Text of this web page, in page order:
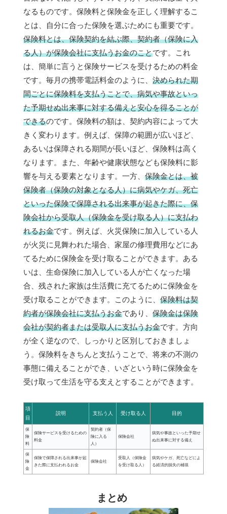
なるものです。保険料と保険金を正しく理解するこ
とは、自分に合った保険を選ぶためにも重要です。
保険料とは、保険契約を結ぶ際、契約者（保険に入
る人）が保険会社に支払うお金のことです。これ
は、簡単に言うと保険サービスを受けるための料金
です。毎月の携帯電話料金のように、 決められた期
間ごとに保険料を支払うことで、病気や事故といっ
た予期せぬ出来事に対する備えと安心を得ることが
できるのです。保険料の額は、契約内容によって大
きく変わります。例えば、保障の範囲が広いほど、
あるいは保障される期間が長いほど、保険料は高く
なります。また、年齢や健康状態なども保険料に影
響を与える要素となります。一方、 保険金とは、被
保険者（保険の対象となる人）に病気やケガ、死亡
といった保険で保障される出来事が起きた際に、保
険会社から受取人（保険金を受け取る人）に支払わ
れるお金です。例えば、火災保険に加入している人
が火災に見舞われた場合、家屋の修理費用などにあ
てるために保険金を受け取ることができます。ある
いは、生命保険に加入している人が亡くなった場
合、残された家族は生活費に充てるために保険金を
受け取ることができます。このように、 保険料は契
約者が保険会社に支払うお金であり、 保険金は保険
会社が契約者または受取人に支払うお金です。方向
が全く逆なので、しっかりと区別しておきましょ
う。保険料をきちんと支払うことで、将来の不測の
事態に備えることができ、いざという時に保険金を
受け取って生活を守る支えとすることができます。
項
目
説明 支払う人 受け取る人 目的
保
険
料
保険サービスを受けるための
料金
契約者（保
険に入る
人）
保険会社
病気や事故といった予期せ
ぬ出来事に対する備え
保
険
金
保険で保障される出来事が起
きた際に支払われるお金
保険会社
受取人（保険金
を受け取る人）
病気やケガ、死亡などによ
る経済的損失の補填
まとめ